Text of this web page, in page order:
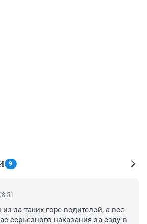
9
за таких горе водителей, а все
серьезного наказания за езду в